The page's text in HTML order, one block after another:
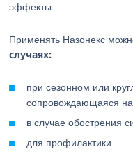
эффекты.
Применять Назонекс
случаях:
при сезонном или
сопровождающаяся
в случае обострения
для профилактики.